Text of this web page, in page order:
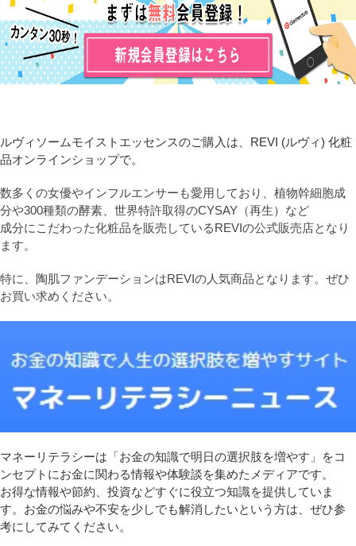
ルヴィソームモイストエッセンスのご購入は、REVI (ルヴィ) 化粧
品オンラインショップで。
数多くの女優やインフルエンサーも愛用しており、植物幹細胞成
分や300種類の酵素、世界特許取得のCYSAY（再生）など
成分にこだわった化粧品を販売しているREVIの公式販売店となり
ます。
特に、陶肌ファンデーションはREVIの人気商品となります。ぜひ
お買い求めください。
マネーリテラシーは「お金の知識で明日の選択肢を増やす」をコ
ンセプトにお金に関わる情報や体験談を集めたメディアです。
お得な情報や節約、投資などすぐに役立つ知識を提供していま
す。お金の悩みや不安を少しでも解消したいという方は、ぜひ参
考にしてみてください。